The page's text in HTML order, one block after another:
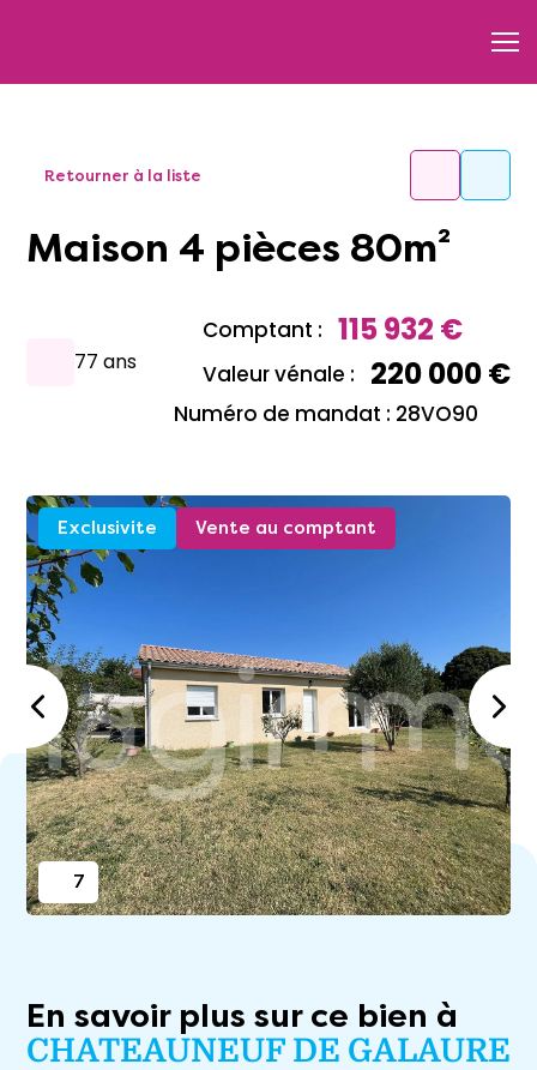
Retourner à la liste
Maison 4 pièces 80m²
77 ans
Comptant : 115 932 €
Valeur vénale : 220 000 €
Numéro de mandat : 28VO90
Exclusivite Vente au comptant
7
En savoir plus sur ce bien à
CHATEAUNEUF DE GALAURE